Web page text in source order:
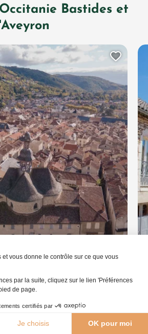
Webcams Brochures
Bastides et
vous a été utile ?
Enregistrer
vous donne le contrôle sur ce que vous
par la suite, cliquez sur le lien 'Préférences
de page.
certifiés par
Je choisis OK pour moi